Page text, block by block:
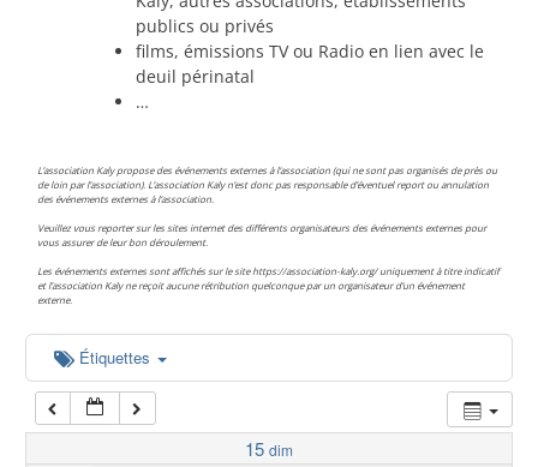
publics ou privés
films, émissions TV ou Radio en lien avec le
deuil périnatal
…
L’association Kaly propose des événements externes à l’association (qui ne sont pas organisés de près ou
de loin par l’association). L’association Kaly n’est donc pas responsable d’éventuel report ou annulation
des événements externes à l’association.
Veuillez vous reporter sur les sites internet des différents organisateurs des événements externes pour
vous assurer de leur bon déroulement.
Les événements externes sont affichés sur le site https://association-kaly.org/ uniquement à titre indicatif
et l’association Kaly ne reçoit aucune rétribution quelconque par un organisateur d’un événement
externe.
Étiquettes
15 dim
04:00
05:00
06:00
07:00